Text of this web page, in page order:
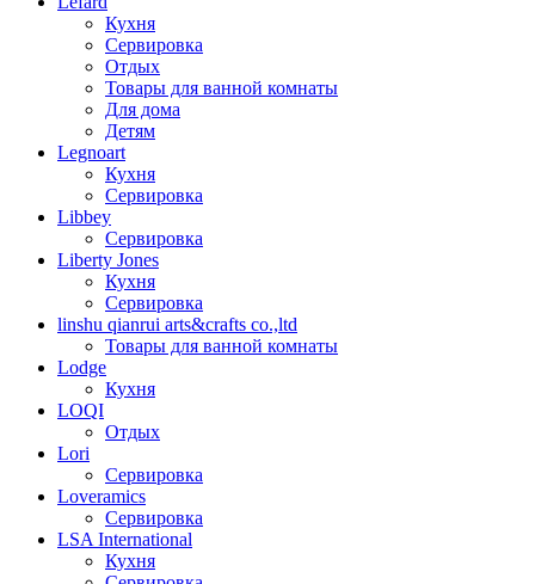
Кухня
Сервировка
Отдых
Товары для ванной комнаты
Для дома
Детям
Legnoart
Кухня
Сервировка
Libbey
Сервировка
Liberty Jones
Кухня
Сервировка
linshu qianrui arts&crafts co.,ltd
Товары для ванной комнаты
Lodge
Кухня
LOQI
Отдых
Lori
Сервировка
Loveramics
Сервировка
LSA International
Кухня